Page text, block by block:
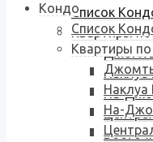
Список
Квартиры
Наклуа
На-
Кондо
Список
Квартиры
Наклуа
На-